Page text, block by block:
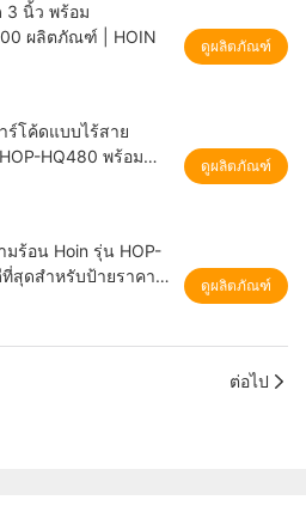
3 นิ้ว พร้อม
ผลิตภัณฑ์ | HOIN
ดูผลิตภัณฑ์
ร์โค้ดแบบไร้สาย
HQ480 พร้อม
ดูผลิตภัณฑ์
มร้อน Hoin รุ่น HOP-
สุดสำหรับป้ายราคา
ดูผลิตภัณฑ์
ต่อไป